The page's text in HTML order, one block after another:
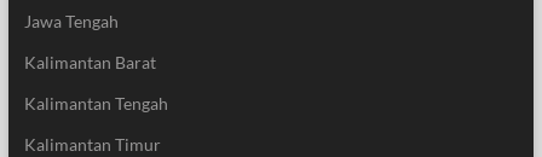
Jawa Tengah
Kalimantan Barat
Kalimantan Tengah
Kalimantan Timur